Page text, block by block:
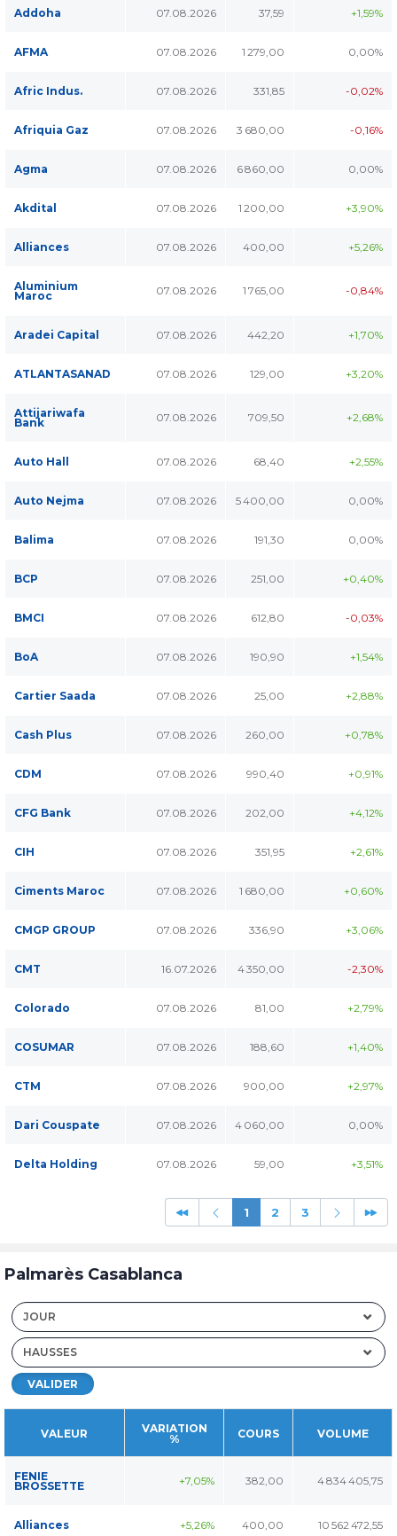
Addoha 07.08.2026 37,59 +1,59%
AFMA 07.08.2026 1 279,00 0,00%
Afric Indus. 07.08.2026 331,85 -0,02%
Afriquia Gaz 07.08.2026 3 680,00 -0,16%
Agma 07.08.2026 6 860,00 0,00%
Akdital 07.08.2026 1 200,00 +3,90%
Alliances 07.08.2026 400,00 +5,26%
Aluminium
Maroc 07.08.2026 1 765,00 -0,84%
Aradei Capital 07.08.2026 442,20 +1,70%
ATLANTASANAD 07.08.2026 129,00 +3,20%
Attijariwafa
Bank 07.08.2026 709,50 +2,68%
Auto Hall 07.08.2026 68,40 +2,55%
Auto Nejma 07.08.2026 5 400,00 0,00%
Balima 07.08.2026 191,30 0,00%
BCP 07.08.2026 251,00 +0,40%
BMCI 07.08.2026 612,80 -0,03%
BoA 07.08.2026 190,90 +1,54%
Cartier Saada 07.08.2026 25,00 +2,88%
Cash Plus 07.08.2026 260,00 +0,78%
CDM 07.08.2026 990,40 +0,91%
CFG Bank 07.08.2026 202,00 +4,12%
CIH 07.08.2026 351,95 +2,61%
Ciments Maroc 07.08.2026 1 680,00 +0,60%
CMGP GROUP 07.08.2026 336,90 +3,06%
CMT 16.07.2026 4 350,00 -2,30%
Colorado 07.08.2026 81,00 +2,79%
COSUMAR 07.08.2026 188,60 +1,40%
CTM 07.08.2026 900,00 +2,97%
Dari Couspate 07.08.2026 4 060,00 0,00%
Delta Holding 07.08.2026 59,00 +3,51%
1 2 3
Palmarès Casablanca
JOUR
HAUSSES
VALIDER
VALEUR
VARIATION
%
COURS VOLUME
FENIE
BROSSETTE +7,05% 382,00 4 834 405,75
Alliances +5,26% 400,00 10 562 472,55